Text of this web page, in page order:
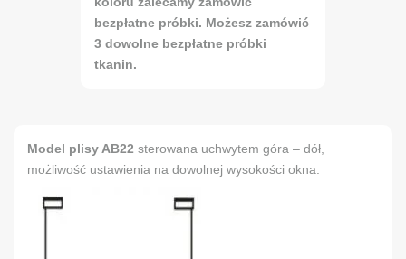
bezpłatne próbki. Możesz zamówić
3 dowolne bezpłatne próbki
tkanin.
Model plisy AB22 sterowana uchwytem góra – dół,
możliwość ustawienia na dowolnej wysokości okna.